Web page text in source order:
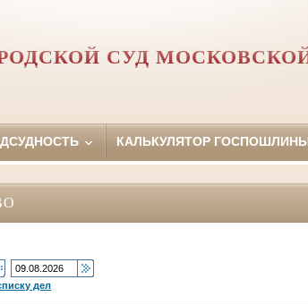
СУД
КАЛЬКУЛЯТОР
дел